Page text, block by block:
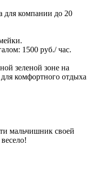
для компании до 20
1500 руб./ час.
зеленой зоне на
комфортного отдыха
мальчишник своей